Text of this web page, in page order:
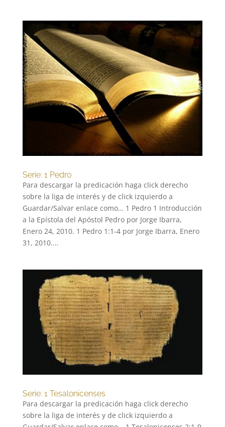
Serie: 1 Pedro
Para descargar la predicación haga click derecho
sobre la liga de interés y de click izquierdo a
Guardar/Salvar enlace como… 1 Pedro 1 Introducción
a la Epístola del Apóstol Pedro por Jorge Ibarra,
Enero 24, 2010. 1 Pedro 1:1-4 por Jorge Ibarra, Enero
31, 2010....
Serie: 1 Tesalonicenses
Para descargar la predicación haga click derecho
sobre la liga de interés y de click izquierdo a